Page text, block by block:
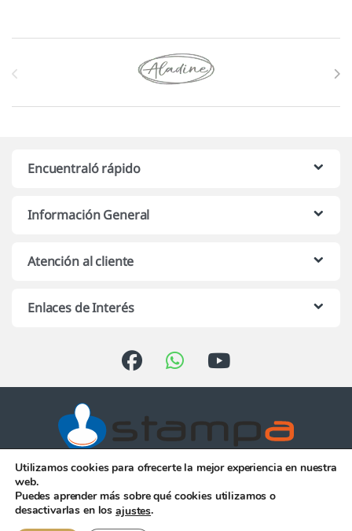
Marcas De Carrusel
Encuentraló rápido
Información General
Atención al cliente
Enlaces de Interés
Atención telefónica de 10:00 h.
a 13:00 h. de Lunes a Viernes
956 344 058
Utilizamos cookies para ofrecerte la mejor experiencia en nuestra
web.
Puedes aprender más sobre qué cookies utilizamos o
desactivarlas en losajustes.